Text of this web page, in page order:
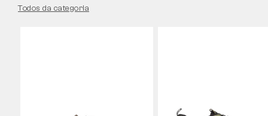
Todos da categoria